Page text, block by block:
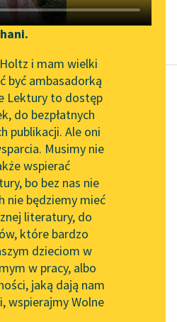
Zgłoś brak utworu
Narzędzia
Mapa Wolnych Lektur
Leśmianator
Przewodnik dla piszących i
czytających
API
OAI-PMH
Widget Wolnych Lektur
Przypisy
i mam wielki
być ambasadorką
Lektury to dostęp
do bezpłatnych
publikacji. Ale oni
Musimy nie
wspierać
bo bez nas nie
nie będziemy mieć
literatury, do
które bardzo
dzieciom w
w pracy, albo
jaką dają nam
wspierajmy Wolne
Andrzej Trzebiński
Wieczór w śniegu
Czytaj więcej